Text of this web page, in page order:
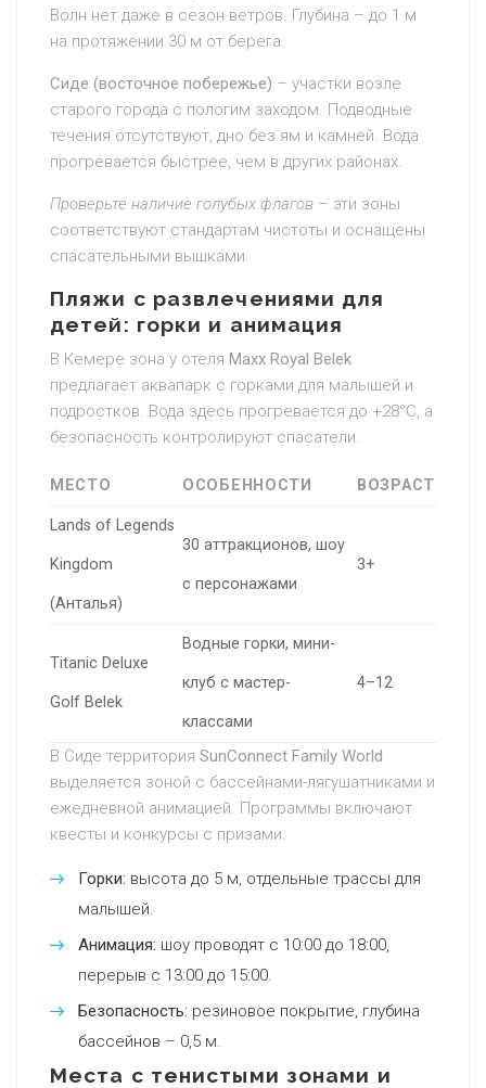
Волн нет даже в сезон ветров. Глубина – до 1 м
на протяжении 30 м от берега.
Сиде (восточное побережье) – участки возле
старого города с пологим заходом. Подводные
течения отсутствуют, дно без ям и камней. Вода
прогревается быстрее, чем в других районах.
Проверьте наличие голубых флагов – эти зоны
соответствуют стандартам чистоты и оснащены
спасательными вышками.
Пляжи с развлечениями для
детей: горки и анимация
В Кемере зона у отеля Maxx Royal Belek
предлагает аквапарк с горками для малышей и
подростков. Вода здесь прогревается до +28°C, а
безопасность контролируют спасатели.
МЕСТО ОСОБЕННОСТИ ВОЗРАСТ
Lands of Legends
Kingdom
(Анталья)
30 аттракционов, шоу
с персонажами
3+
Titanic Deluxe
Golf Belek
Водные горки, мини-
клуб с мастер-
классами
4–12
В Сиде территория SunConnect Family World
выделяется зоной с бассейнами-лягушатниками и
ежедневной анимацией. Программы включают
квесты и конкурсы с призами.
Горки: высота до 5 м, отдельные трассы для
малышей.
Анимация: шоу проводят с 10:00 до 18:00,
перерыв с 13:00 до 15:00.
Безопасность: резиновое покрытие, глубина
бассейнов – 0,5 м.
Места с тенистыми зонами и